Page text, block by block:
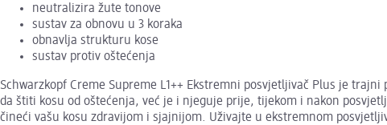
neutralizira žute tonove
sustav za obnovu u 3 koraka
obnavlja strukturu kose
sustav protiv oštećenja
Schwarzkopf Creme Supreme L1++ Ekstremni posvjetljivač Plus je
da štiti kosu od oštećenja, već je i njeguje prije, tijekom i nakon
čineći vašu kosu zdravijom i sjajnijom. Uživajte u ekstremnom